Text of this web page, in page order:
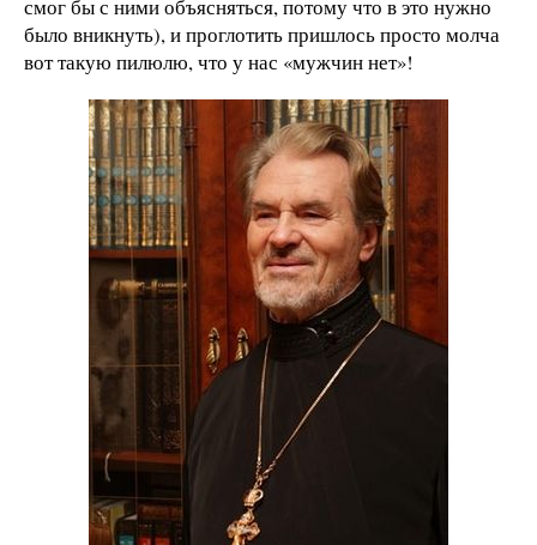
смог бы с ними объясняться, потому что в это нужно
было вникнуть), и проглотить пришлось просто молча
вот такую пилюлю, что у нас «мужчин нет»!